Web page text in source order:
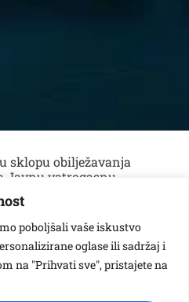
poboljšali vaše iskustvo
oglase ili sadržaj i
na "Prihvati sve", pristajete na
sklopu obilježavanja
Javnu vatrogasnu
su djeca iz skupina
su se upoznala sa radom
par vježbica. Oduševljeno
u posjet.